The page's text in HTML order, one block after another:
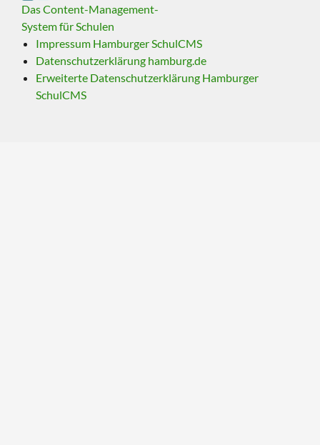
Das Content-Management-
System für Schulen
Impressum Hamburger SchulCMS
Datenschutzerklärung hamburg.de
Erweiterte Datenschutzerklärung Hamburger
SchulCMS